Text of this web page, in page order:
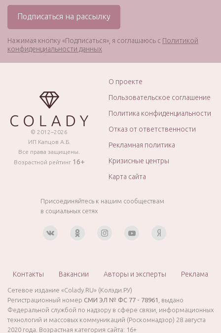
Нажимая кнопку «Подписаться», я соглашаюсь с Политикой
конфиденциальности данных
© 2012–2026
ИП Капцов А.Б.
Все права защищены.
Возрастной рейтинг 16+
О проекте
Пользовательское соглашение
Политика конфиденциальности
Отказ от ответственности
Рекламная политика
Кризисные центры
Карта сайта
Присоединяйтесь к нашим сообществам
в социальных сетях
Контакты Вакансии Авторы и эксперты Реклама
Сетевое издание «Colady.RU» (Колэди.РУ)
Регистрационный номер СМИ ЭЛ № ФС 77 - 78961
, выдано
Федеральной службой по надзору в сфере связи, информационных
технологий и массовых коммуникаций (Роскомнадзор) 28 августа
2020 года. Возрастная категория сайта: 16+